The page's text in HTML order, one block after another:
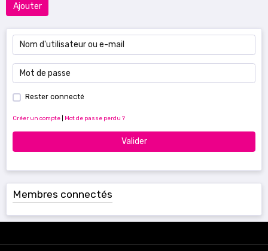
Ajouter
Rester connecté
Créer un compte Mot de passe perdu ?
Valider
Membres connectés